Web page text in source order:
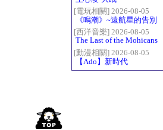
[電玩相關] 2026-08-05
《鳴潮》~遠航星的告別
[西洋音樂] 2026-08-05
The Last of the Mohicans
最後的莫西乾人
[動漫相關] 2026-08-05
【Ado】新時代